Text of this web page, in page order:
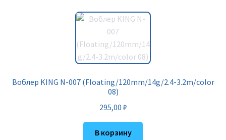
Воблер KING N-007 (Floating/120mm/14g/2.4-3.2m/color
08)
295,00 ₽
В корзину